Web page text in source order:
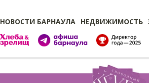
НОВОСТИ БАРНАУЛА НЕДВИЖИМОСТЬ